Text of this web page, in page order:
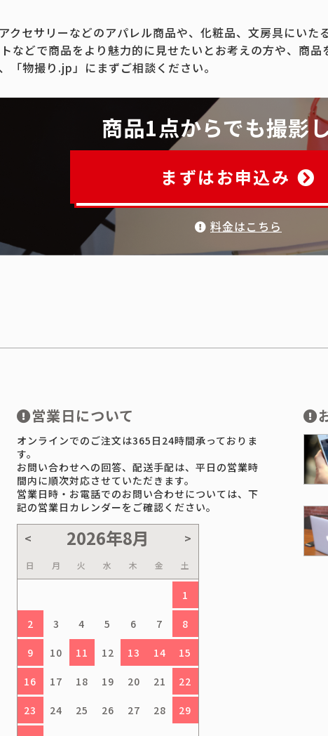
クセサリーなどのアパレル商品や、化粧品、文房具にいた
などで商品をより魅力的に見せたいとお考えの方や、商
「物撮り.jp」にまずご相談ください。
商品1点からでも撮影
まずはお申込み
料金はこちら
営業日について
オンラインでのご注文は365日24時間承っておりま
す。
お問い合わせへの回答、配送手配は、平日の営業時
間内に順次対応させていただきます。
営業日時・お電話でのお問い合わせについては、下
記の営業日カレンダーをご確認ください。
日 月 火 水 木 金 土
1
2 3 4 5 6 7 8
9 10 11 12 13 14 15
16 17 18 19 20 21 22
23 24 25 26 27 28 29